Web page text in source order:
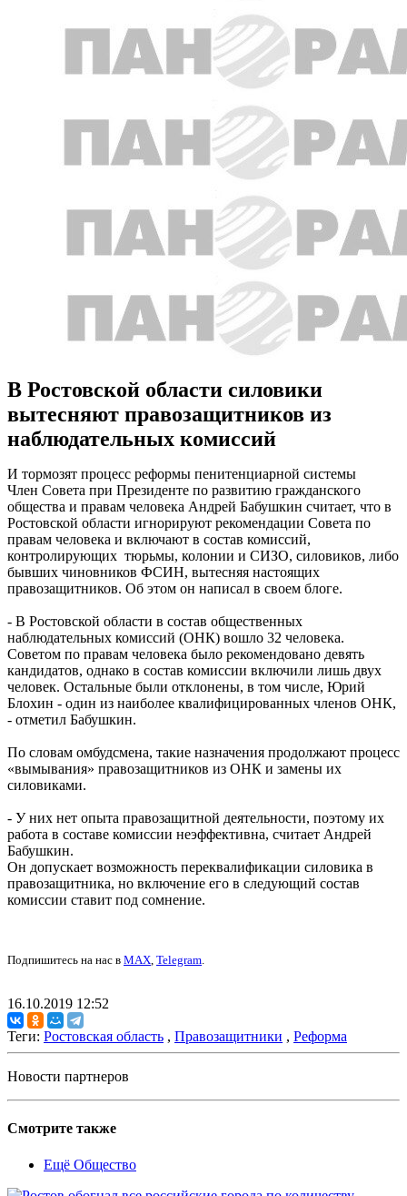
В Ростовской области силовики
вытесняют правозащитников из
наблюдательных комиссий
И тормозят процесс реформы пенитенциарной системы
Член Совета при Президенте по развитию гражданского
общества и правам человека Андрей Бабушкин считает, что в
Ростовской области игнорируют рекомендации Совета по
правам человека и включают в состав комиссий,
контролирующих тюрьмы, колонии и СИЗО, силовиков, либо
бывших чиновников ФСИН, вытесняя настоящих
правозащитников. Об этом он написал в своем блоге.
- В Ростовской области в состав общественных
наблюдательных комиссий (ОНК) вошло 32 человека.
Советом по правам человека было рекомендовано девять
кандидатов, однако в состав комиссии включили лишь двух
человек. Остальные были отклонены, в том числе, Юрий
Блохин - один из наиболее квалифицированных членов ОНК,
- отметил Бабушкин.
По словам омбудсмена, такие назначения продолжают процесс
«вымывания» правозащитников из ОНК и замены их
силовиками.
- У них нет опыта правозащитной деятельности, поэтому их
работа в составе комиссии неэффективна, считает Андрей
Бабушкин.
Он допускает возможность переквалификации силовика в
правозащитника, но включение его в следующий состав
комиссии ставит под сомнение.
Подпишитесь на нас в MAX, Telegram.
16.10.2019 12:52
Теги: Ростовская область , Правозащитники , Реформа
Новости партнеров
Смотрите также
Ещё Общество